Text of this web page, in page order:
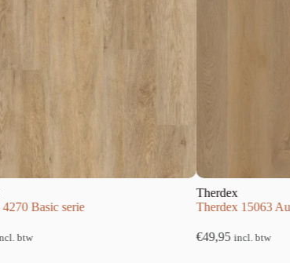
Therdex 15063 Authentic serie
incl. btw